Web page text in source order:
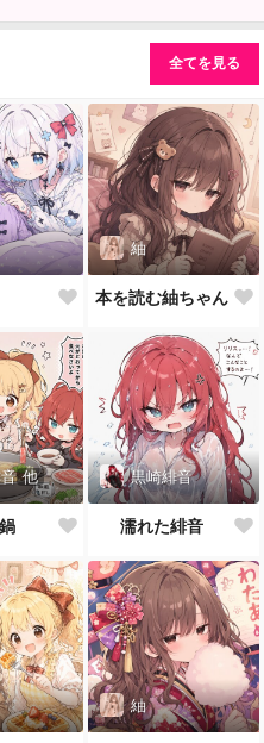
全てを見る
紬
本を読む紬ちゃん
他 黒崎緋音
濡れた緋音
紬